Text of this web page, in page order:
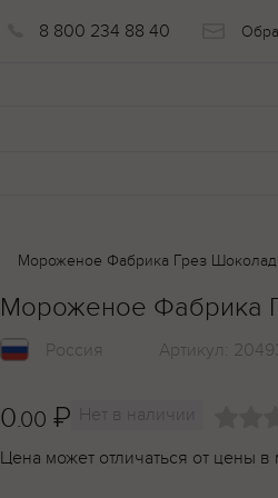
8 800 234 88 40
Мороженое Фабрика Грез
Мороженое Фабрика
Россия Артикул:
0.00 ₽ Нет в наличии
Цена может отличаться от цены в